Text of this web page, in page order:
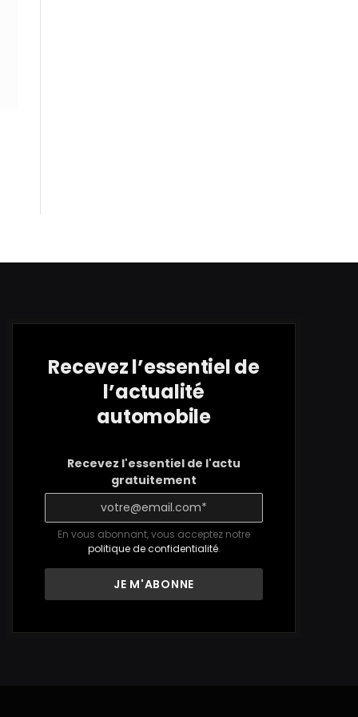
Recevez l’essentiel de
l’actualité
automobile
Recevez l'essentiel de l'actu
gratuitement
En vous abonnant, vous acceptez notre
politique de confidentialité.